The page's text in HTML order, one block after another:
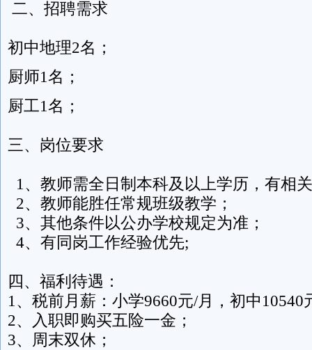
二、招聘需求
初中地理2名；
厨师1名；
厨工1名；
三、岗位要求
1、教师需全日制本科及以上学历，有相
2、教师能胜任常规班级教学；
3、其他条件以公办学校规定为准；
4、有同岗工作经验优先;
四、福利待遇：
1、税前月薪：小学9660元/月，初中10540
2、入职即购买五险一金；
3、周末双休；